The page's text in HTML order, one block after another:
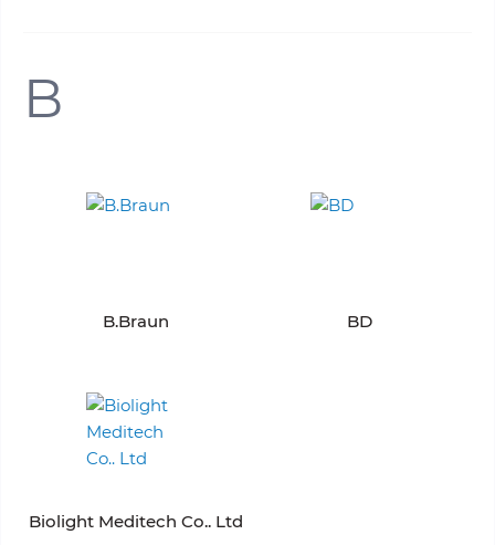
B
B.Braun BD
Biolight Meditech Co.. Ltd